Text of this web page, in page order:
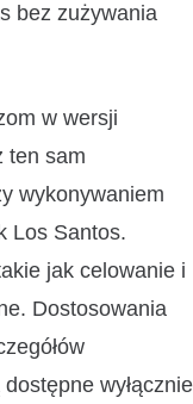
bez zużywania
w wersji
ten sam
wykonywaniem
Los Santos.
jak celowanie i
Dostosowania
wyłącznie